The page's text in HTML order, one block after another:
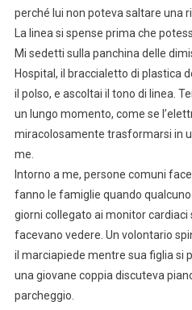
perché lui non poteva saltare una
La linea si spense prima che
Mi sedetti sulla panchina delle
Hospital, il braccialetto di plastica
il polso, e ascoltai il tono di linea.
un lungo momento, come se
miracolosamente trasformarsi in
me.
Intorno a me, persone comuni
fanno le famiglie quando
giorni collegato ai monitor cardiaci
facevano vedere. Un volontario
il marciapiede mentre sua figlia si
una giovane coppia discuteva
parcheggio.